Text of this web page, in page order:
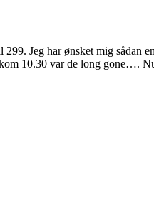
Jeg har ønsket mig sådan
10.30 var de long gone….